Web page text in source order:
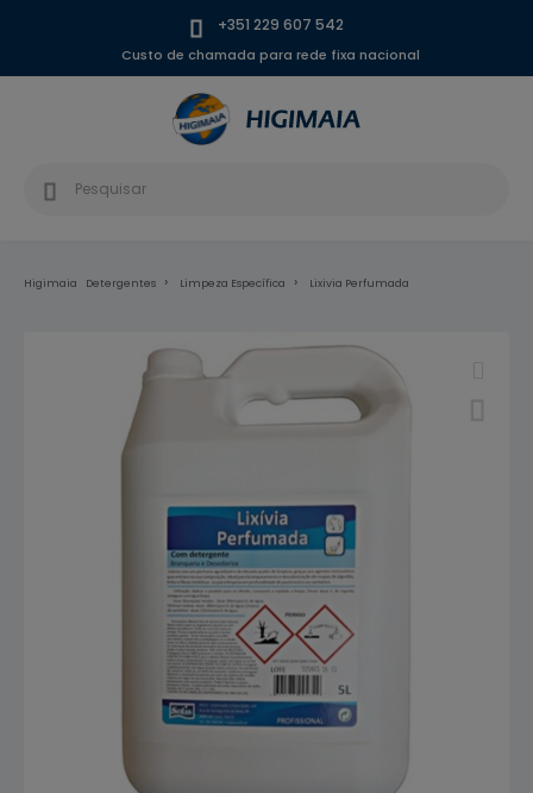
+351 229 607 542
Custo de chamada para rede fixa nacional
Higimaia Detergentes Limpeza Específica Lixivia Perfumada